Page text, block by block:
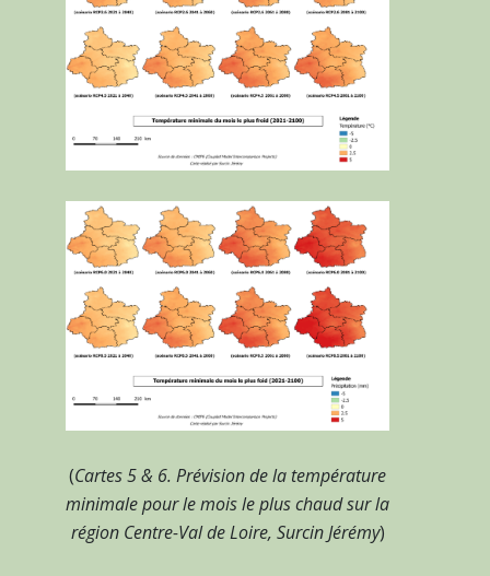
(Cartes 5 & 6. Prévision de la température
minimale pour le mois le plus chaud sur la
région Centre-Val de Loire, Surcin Jérémy)